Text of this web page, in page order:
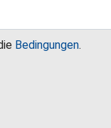
Bedingungen.